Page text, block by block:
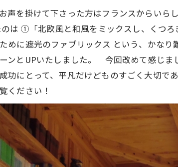
声を掛けて下さった方はフランスからい
は ①「北欧風と和風をミックスし、くつ
めに遮光のファブリックス という、かな
ンとUPいたしました。 今回改めて感じ
功にとって、平凡だけどものすごく大切で
ください！